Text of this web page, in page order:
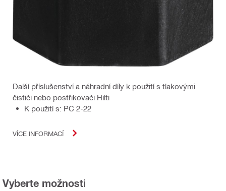
Další příslušenství a náhradní díly k použití s tlakovými
čističi nebo postřikovači Hilti
K použití s: PC 2-22
VÍCE INFORMACÍ
Vyberte možnosti